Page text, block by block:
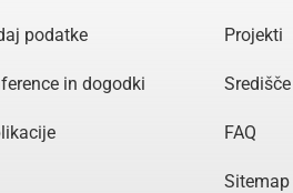
podatke
in dogodki
Projekti
FAQ
Sitemap